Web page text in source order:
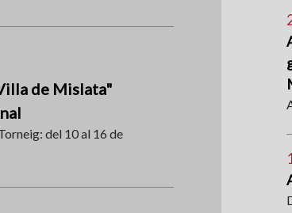
de Mislata"
del 10 al 16 de